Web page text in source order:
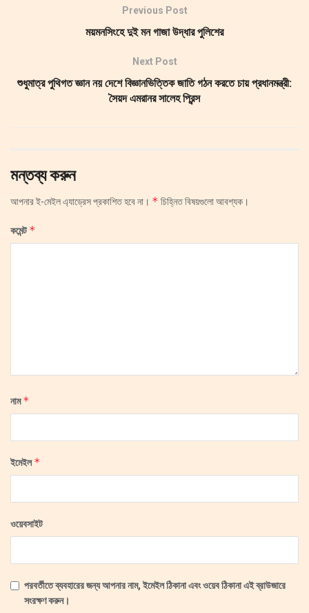
Previous Post
ময়মনসিংহে দুই মন গাজা উদ্ধার পুলিশের
Next Post
শুধুমাত্র পুথিগত জ্ঞান নয় দেশে বিজ্ঞানভিত্তিক জাতি গঠন করতে চায় প্রধানমন্ত্রী:
সৈয়দ এমরানর সালেহ প্রিন্স
মন্তব্য করুন
আপনার ই-মেইল এ্যাড্রেস প্রকাশিত হবে না। * চিহ্নিত বিষয়গুলো আবশ্যক।
কমেন্ট*
নাম*
ইমেইল*
ওয়েবসাইট
পরবর্তীতে ব্যবহারের জন্য আপনার নাম, ইমেইল ঠিকানা এবং ওয়েব ঠিকানা এই ব্রাউজারে
সংরক্ষণ করুন।